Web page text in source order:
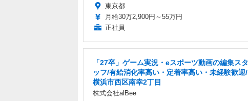
東京都
月給30万2,900円～55万円
正社員
「27卒」ゲーム実況・eスポーツ動画の編集スタ
ッフ/有給消化率高い・定着率高い・未経験歓迎/
横浜市西区南幸2丁目
株式会社alBee